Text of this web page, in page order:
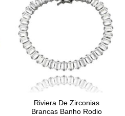
Riviera De Zirconias
Brancas Banho Rodio